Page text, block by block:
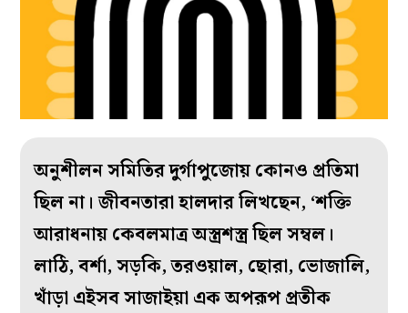
অনুশীলন সমিতির দুর্গাপুজোয় কোনও প্রতিমা
ছিল না। জীবনতারা হালদার লিখছেন, ‘শক্তি
আরাধনায় কেবলমাত্র অস্ত্রশস্ত্র ছিল সম্বল।
লাঠি, বর্শা, সড়কি, তরওয়াল, ছোরা, ভোজালি,
খাঁড়া এইসব সাজাইয়া এক অপরূপ প্রতীক